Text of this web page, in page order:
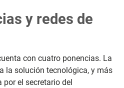
y redes de
con cuatro ponencias. La
la solución tecnológica, y más
por el secretario del